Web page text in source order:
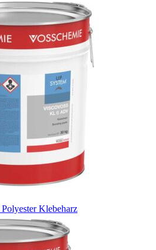
Polyester Klebeharz